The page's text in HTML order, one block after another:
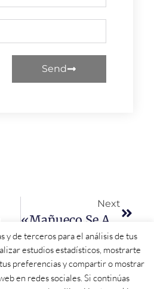
Send
Next
y de terceros para el análisis de tus
estudios estadísticos, mostrarte
preferencias y compartir o mostrar
en redes sociales. Si continúas